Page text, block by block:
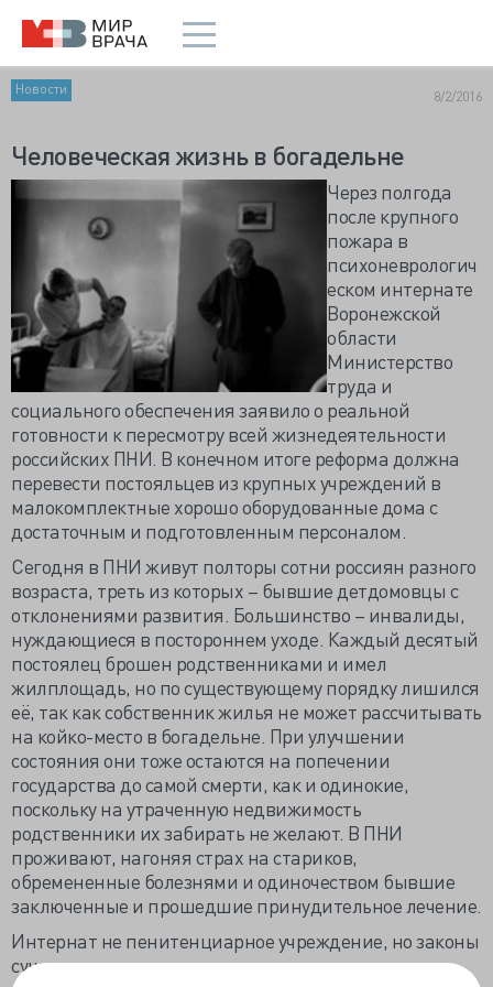
Новости 8/2/2016
Человеческая жизнь в богадельне
Через полгода
после крупного
пожара в
психоневрологич
еском интернате
Воронежской
области
Министерство
труда и
социального обеспечения заявило о реальной
готовности к пересмотру всей жизнедеятельности
российских ПНИ. В конечном итоге реформа должна
перевести постояльцев из крупных учреждений в
малокомплектные хорошо оборудованные дома с
достаточным и подготовленным персоналом.
Сегодня в ПНИ живут полторы сотни россиян разного
возраста, треть из которых – бывшие детдомовцы с
отклонениями развития. Большинство – инвалиды,
нуждающиеся в постороннем уходе. Каждый десятый
постоялец брошен родственниками и имел
жилплощадь, но по существующему порядку лишился
её, так как собственник жилья не может рассчитывать
на койко-место в богадельне. При улучшении
состояния они тоже остаются на попечении
государства до самой смерти, как и одинокие,
поскольку на утраченную недвижимость
родственники их забирать не желают. В ПНИ
проживают, нагоняя страх на стариков,
обремененные болезнями и одиночеством бывшие
заключенные и прошедшие принудительное лечение.
Интернат не пенитенциарное учреждение, но законы
существования мало чем отличаются: